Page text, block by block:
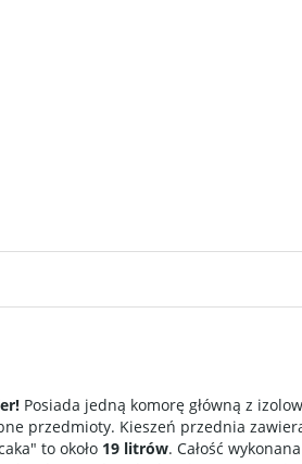
Posiada jedną komorę główną z
przedmioty. Kieszeń przednia
to około 19 litrów. Całość